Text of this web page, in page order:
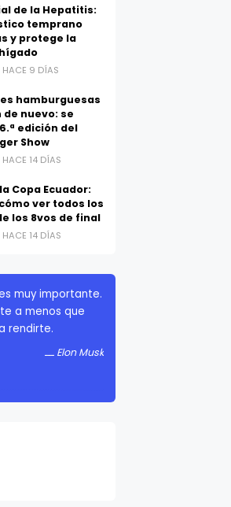
de la Hepatitis:
temprano
y protege la
HACE 9 DÍAS
hamburguesas
de nuevo: se
edición del
Show
HACE 14 DÍAS
Copa Ecuador:
ver todos los
los 8vos de final
HACE 14 DÍAS
muy importante.
a menos que
rendirte.
Elon Musk